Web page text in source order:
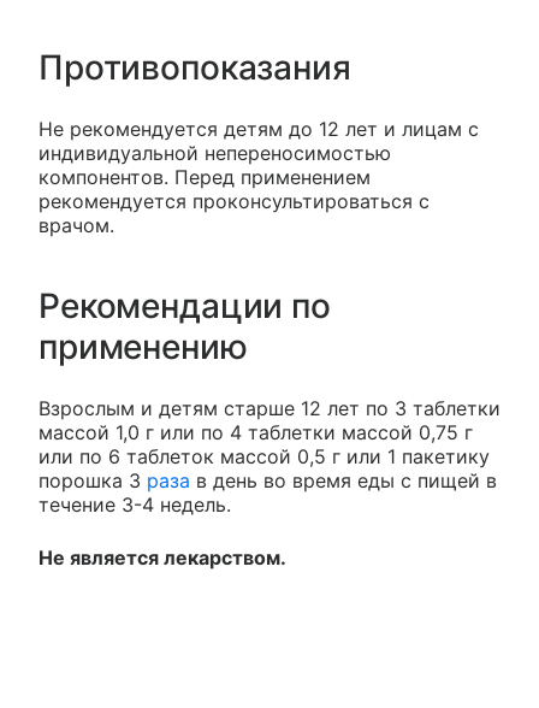
Противопоказания
Не рекомендуется детям до 12 лет и лицам с
индивидуальной непереносимостью
компонентов. Перед применением
рекомендуется проконсультироваться с
врачом.
Рекомендации по
применению
Взрослым и детям старше 12 лет по 3 таблетки
массой 1,0 г или по 4 таблетки массой 0,75 г
или по 6 таблеток массой 0,5 г или 1 пакетику
порошка 3 раза в день во время еды с пищей в
течение 3-4 недель.
Не является лекарством.